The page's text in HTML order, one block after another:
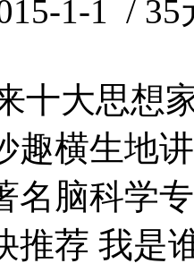
1-1 / 35
十大思想
趣横生地
名脑科学
推荐 我是